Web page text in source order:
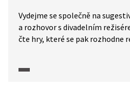
Vydejme se společně na
a rozhovor s divadelním
čte hry, které se pak rozhodne
odpovědi ve videu.